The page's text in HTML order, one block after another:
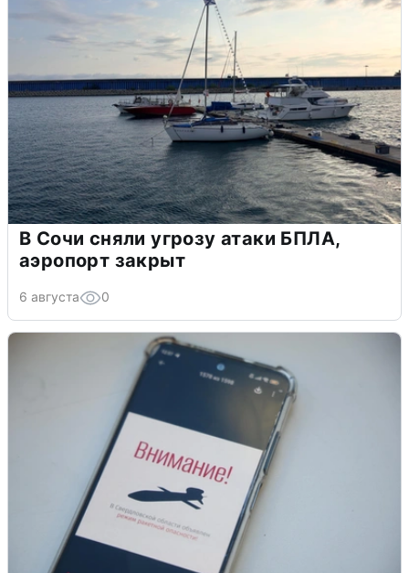
В Сочи сняли угрозу атаки БПЛА,
аэропорт закрыт
6 августа 0